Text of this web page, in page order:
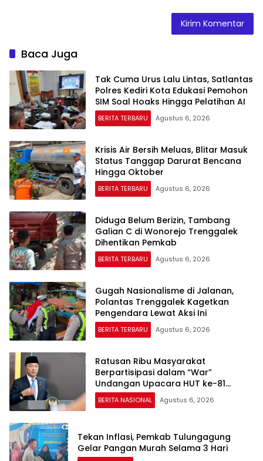
Baca Juga
Tak Cuma Urus Lalu Lintas, Satlantas
Polres Kediri Kota Edukasi Pemohon
SIM Soal Hoaks Hingga Pelatihan AI
BERITA TERBARU Agustus 6, 2026
Krisis Air Bersih Meluas, Blitar Masuk
Status Tanggap Darurat Bencana
Hingga Oktober
BERITA TERBARU Agustus 6, 2026
Diduga Belum Berizin, Tambang
Galian C di Wonorejo Trenggalek
Dihentikan Pemkab
BERITA TERBARU Agustus 6, 2026
Gugah Nasionalisme di Jalanan,
Polantas Trenggalek Kagetkan
Pengendara Lewat Aksi Ini
BERITA TERBARU Agustus 6, 2026
Ratusan Ribu Masyarakat
Berpartisipasi dalam “War”
Undangan Upacara HUT ke-81
Kemerdekaan RI
BERITA NASIONAL Agustus 6, 2026
Tekan Inflasi, Pemkab Tulungagung
Gelar Pangan Murah Selama 3 Hari